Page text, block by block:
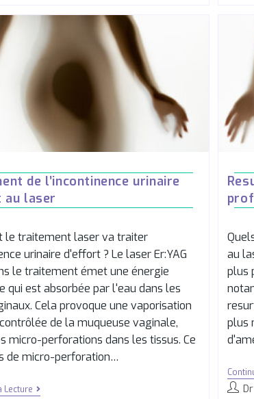
de l’incontinence urinaire
au laser
le traitement laser va traiter
urinaire d'effort ? Le laser Er:YAG
le traitement émet une énergie
qui est absorbée par l'eau dans les
Cela provoque une vaporisation
de la muqueuse vaginale,
micro-perforations dans les tissus. Ce
de micro-perforation…
Lecture
au
plus
plus